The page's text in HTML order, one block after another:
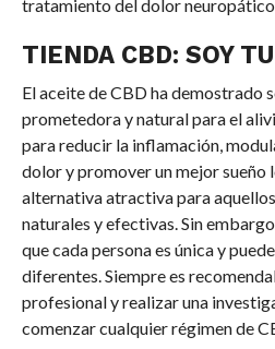
tratamiento del dolor
TIENDA CBD: SOY
El aceite de CBD ha demostrado
prometedora y natural para el
para reducir la inflamación,
dolor y promover un mejor sueño
alternativa atractiva para
naturales y efectivas. Sin
que cada persona es única y
diferentes. Siempre es
profesional y realizar una
comenzar cualquier régimen de